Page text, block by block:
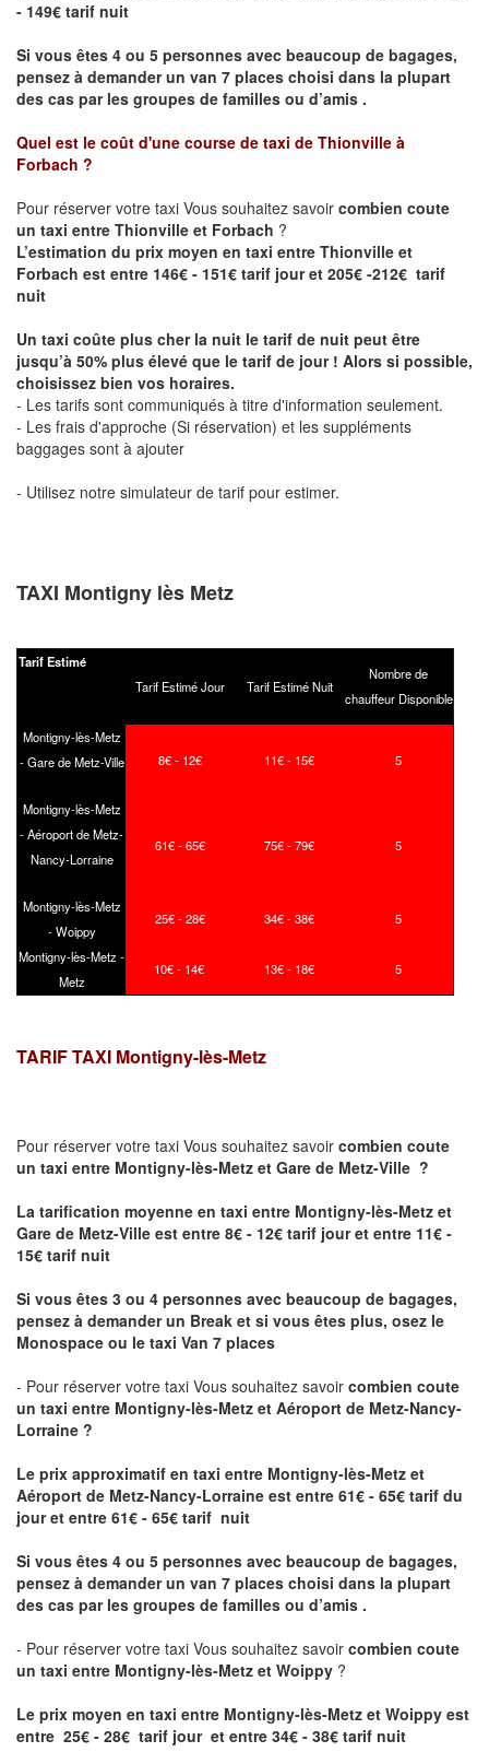
- 149€ tarif nuit
Si vous êtes 4 ou 5 personnes avec beaucoup de bagages,
pensez à demander un van 7 places choisi dans la plupart
des cas par les groupes de familles ou d’amis .
Quel est le coût d'une course de taxi de Thionville à
Forbach ?
Pour réserver votre taxi Vous souhaitez savoir combien coute
un taxi entre Thionville et Forbach ?
L’estimation du prix moyen en taxi entre Thionville et
Forbach est entre 146€ - 151€ tarif jour et 205€ -212€ tarif
nuit
Un taxi coûte plus cher la nuit le tarif de nuit peut être
jusqu’à 50% plus élevé que le tarif de jour ! Alors si possible,
choisissez bien vos horaires.
- Les tarifs sont communiqués à titre d'information seulement.
- Les frais d'approche (Si réservation) et les suppléments
baggages sont à ajouter
- Utilisez notre simulateur de tarif pour estimer.
TAXI Montigny lès Metz
Tarif Estimé
Tarif Estimé Jour
Tarif Estimé Nuit
Nombre de
chauffeur Disponible
Montigny-lès-Metz
- Gare de Metz-Ville
8€ - 12€ 11€ - 15€ 5
Montigny-lès-Metz
- Aéroport de Metz-
Nancy-Lorraine
61€ - 65€ 75€ - 79€ 5
Montigny-lès-Metz
- Woippy
25€ - 28€ 34€ - 38€ 5
Montigny-lès-Metz -
Metz
10€ - 14€ 13€ - 18€ 5
TARIF TAXI Montigny-lès-Metz
Pour réserver votre taxi Vous souhaitez savoir combien coute
un taxi entre Montigny-lès-Metz et Gare de Metz-Ville ?
La tarification moyenne en taxi entre Montigny-lès-Metz et
Gare de Metz-Ville est entre 8€ - 12€ tarif jour et entre 11€ -
15€ tarif nuit
Si vous êtes 3 ou 4 personnes avec beaucoup de bagages,
pensez à demander un Break et si vous êtes plus, osez le
Monospace ou le taxi Van 7 places
- Pour réserver votre taxi Vous souhaitez savoir combien coute
un taxi entre Montigny-lès-Metz et Aéroport de Metz-Nancy-
Lorraine ?
Le prix approximatif en taxi entre Montigny-lès-Metz et
Aéroport de Metz-Nancy-Lorraine est entre 61€ - 65€ tarif du
jour et entre 61€ - 65€ tarif nuit
Si vous êtes 4 ou 5 personnes avec beaucoup de bagages,
pensez à demander un van 7 places choisi dans la plupart
des cas par les groupes de familles ou d’amis .
- Pour réserver votre taxi Vous souhaitez savoir combien coute
un taxi entre Montigny-lès-Metz et Woippy ?
Le prix moyen en taxi entre Montigny-lès-Metz et Woippy est
entre 25€ - 28€ tarif jour et entre 34€ - 38€ tarif nuit